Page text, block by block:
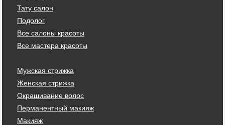
Тату салон
Подолог
Все салоны красоты
Все мастера красоты
Мужская стрижка
Женская стрижка
Окрашивание волос
Перманентный макияж
Макияж